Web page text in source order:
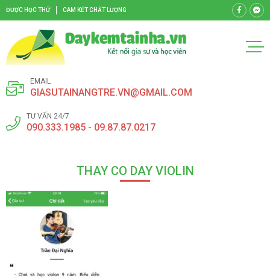
ĐƯỢC HỌC THỬ CAM KẾT CHẤT LƯỢNG
EMAIL
GIASUTAINANGTRE.VN@GMAIL.COM
TƯ VẤN 24/7
090.333.1985 - 09.87.87.0217
THAY CO DAY VIOLIN